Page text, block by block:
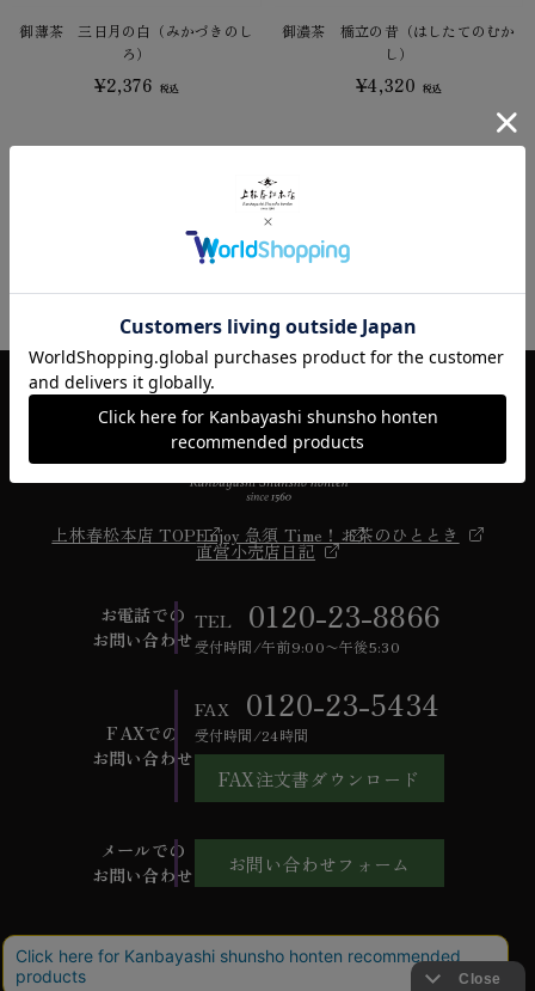
御薄茶 三日月の白（みかづきのし
ろ）
¥2,376 税込
御濃茶 橋立の昔（はしたてのむか
し）
¥4,320 税込
1
上林春松本店 TOPEnjoy 急須 Time！ お茶のひととき
直営小売店日記
お電話での
お問い合わせ
TEL 0120-23-8866
受付時間/午前9:00〜午後5:30
FAXでの
お問い合わせ
FAX 0120-23-5434
受付時間/24時間
FAX注文書ダウンロード
メールでの
お問い合わせ
お問い合わせフォーム
ご利用ガイドよくあるご質問お問い合わせ